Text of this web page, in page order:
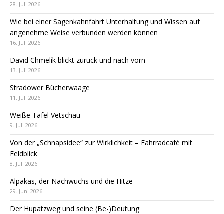
28. Juli 2026
Wie bei einer Sagenkahnfahrt Unterhaltung und Wissen auf
angenehme Weise verbunden werden können
16. Juli 2026
David Chmelík blickt zurück und nach vorn
13. Juli 2026
Stradower Bücherwaage
11. Juli 2026
Weiße Tafel Vetschau
9. Juli 2026
Von der „Schnapsidee“ zur Wirklichkeit – Fahrradcafé mit
Feldblick
8. Juli 2026
Alpakas, der Nachwuchs und die Hitze
29. Juni 2026
Der Hupatzweg und seine (Be-)Deutung